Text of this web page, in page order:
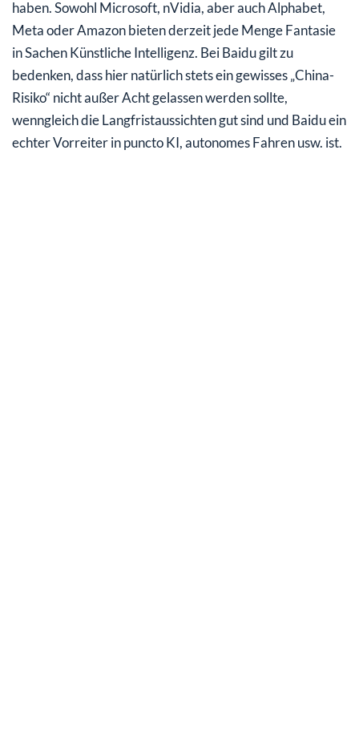
haben. Sowohl Microsoft, nVidia, aber auch Alphabet,
Meta oder Amazon bieten derzeit jede Menge Fantasie
in Sachen Künstliche Intelligenz. Bei Baidu gilt zu
bedenken, dass hier natürlich stets ein gewisses „China-
Risiko“ nicht außer Acht gelassen werden sollte,
wenngleich die Langfristaussichten gut sind und Baidu ein
echter Vorreiter in puncto KI, autonomes Fahren usw. ist.